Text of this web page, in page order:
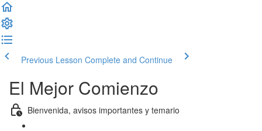
Previous Lesson Complete and Continue
El Mejor Comienzo
Bienvenida, avisos importantes y temario